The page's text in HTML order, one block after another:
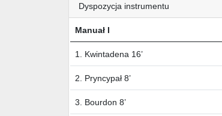
Dyspozycja instrumentu
Manuał I
1. Kwintadena 16’
2. Pryncypał 8’
3. Bourdon 8’